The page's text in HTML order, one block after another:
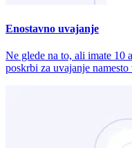
Enostavno uvajanje
Ne glede na to, ali imate 10
poskrbi za uvajanje namesto